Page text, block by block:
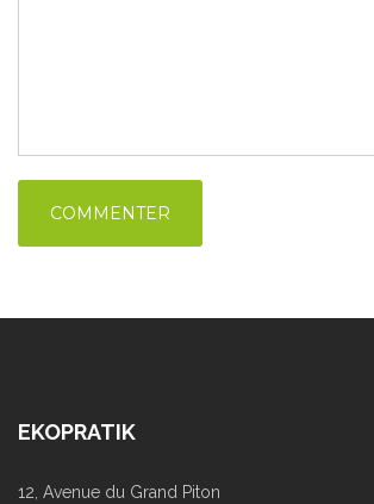
EKOPRATIK
12, Avenue du Grand Piton